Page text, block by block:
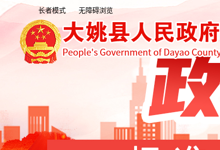
无障碍浏览
长者模式